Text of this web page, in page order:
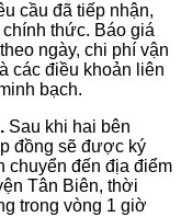
cầu đã tiếp nhận,
thức. Báo giá
ngày, chi phí vận
các điều khoản liên
bạch.
Sau khi hai bên
đồng sẽ được ký
chuyển đến địa điểm
Tân Biên, thời
trong vòng 1 giờ